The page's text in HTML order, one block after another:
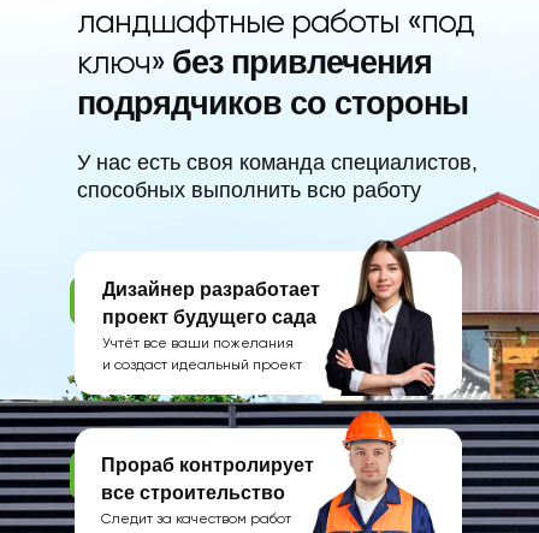
ландшафтные работы «под
ключ» без привлечения
подрядчиков со стороны
У нас есть своя команда специалистов,
способных выполнить всю работу
Следит за качеством работ
Прораб контролирует
все строительство
Учтёт все ваши пожелания
и создаст идеальный проект
Дизайнер разработает
проект будущего сада